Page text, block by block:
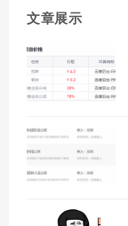
文章展示